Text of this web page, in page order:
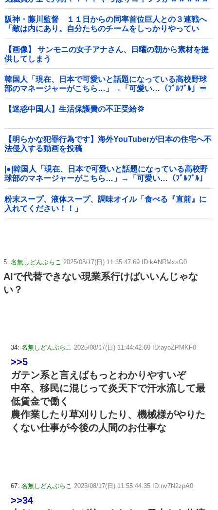
阪神・藤川監督 １１日からの同率首位巨人との３連戦へ
「敵は内にあり。自分たちのチームをしっかりやってい
く」他
【画像】 サンモニの女子アナさん、日曜の朝から素材を提
供してしまう
韓国人「現在、日本で可愛いと話題になっている高校野球
部のマネージャーがこちら…」→「可愛い…（ﾌﾞﾙﾌﾞﾙ」＝
韓国の反応
【迷惑中国人】生活保護費の不正受給💢
【明らかな犯罪行為です】海外YouTuberが日本の住宅へ不
法侵入する動画を投稿
|●|韓国人「現在、日本で可愛いと話題になっている高校野
球部のマネージャーがこちら…」→「可愛い…（ﾌﾞﾙﾌﾞﾙ」
＝韓国の反応
粉末スープ、液体スープ、調味オイル「食べる『直前』に
入れてください！！」
5: 名無しどんぶらこ 2025/08/17(日) 11:35:47.69 ID:kANRMxsG0
AIで代替できない現業系行けばいいんじゃな
い？
34: 名無しどんぶらこ 2025/08/17(日) 11:44:42.69 ID:ayoZPMKF0
>>5
ガテン系と言えばもっとわかりやすいぞ
中卒、移民に混じって炎天下で汗水流して最
低賃金で働く
農作業したり草刈りしたり、機械様がやりた
くない仕事が今後の人間のお仕事な
67: 名無しどんぶらこ 2025/08/17(日) 11:55:44.35 ID:nv7N2zpA0
>>34